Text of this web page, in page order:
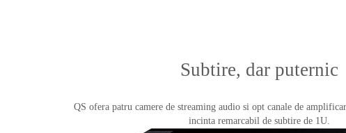
Subtire, dar puternic
QS ofera patru camere de streaming audio si opt canale de
incinta remarcabil de subtire de 1U.